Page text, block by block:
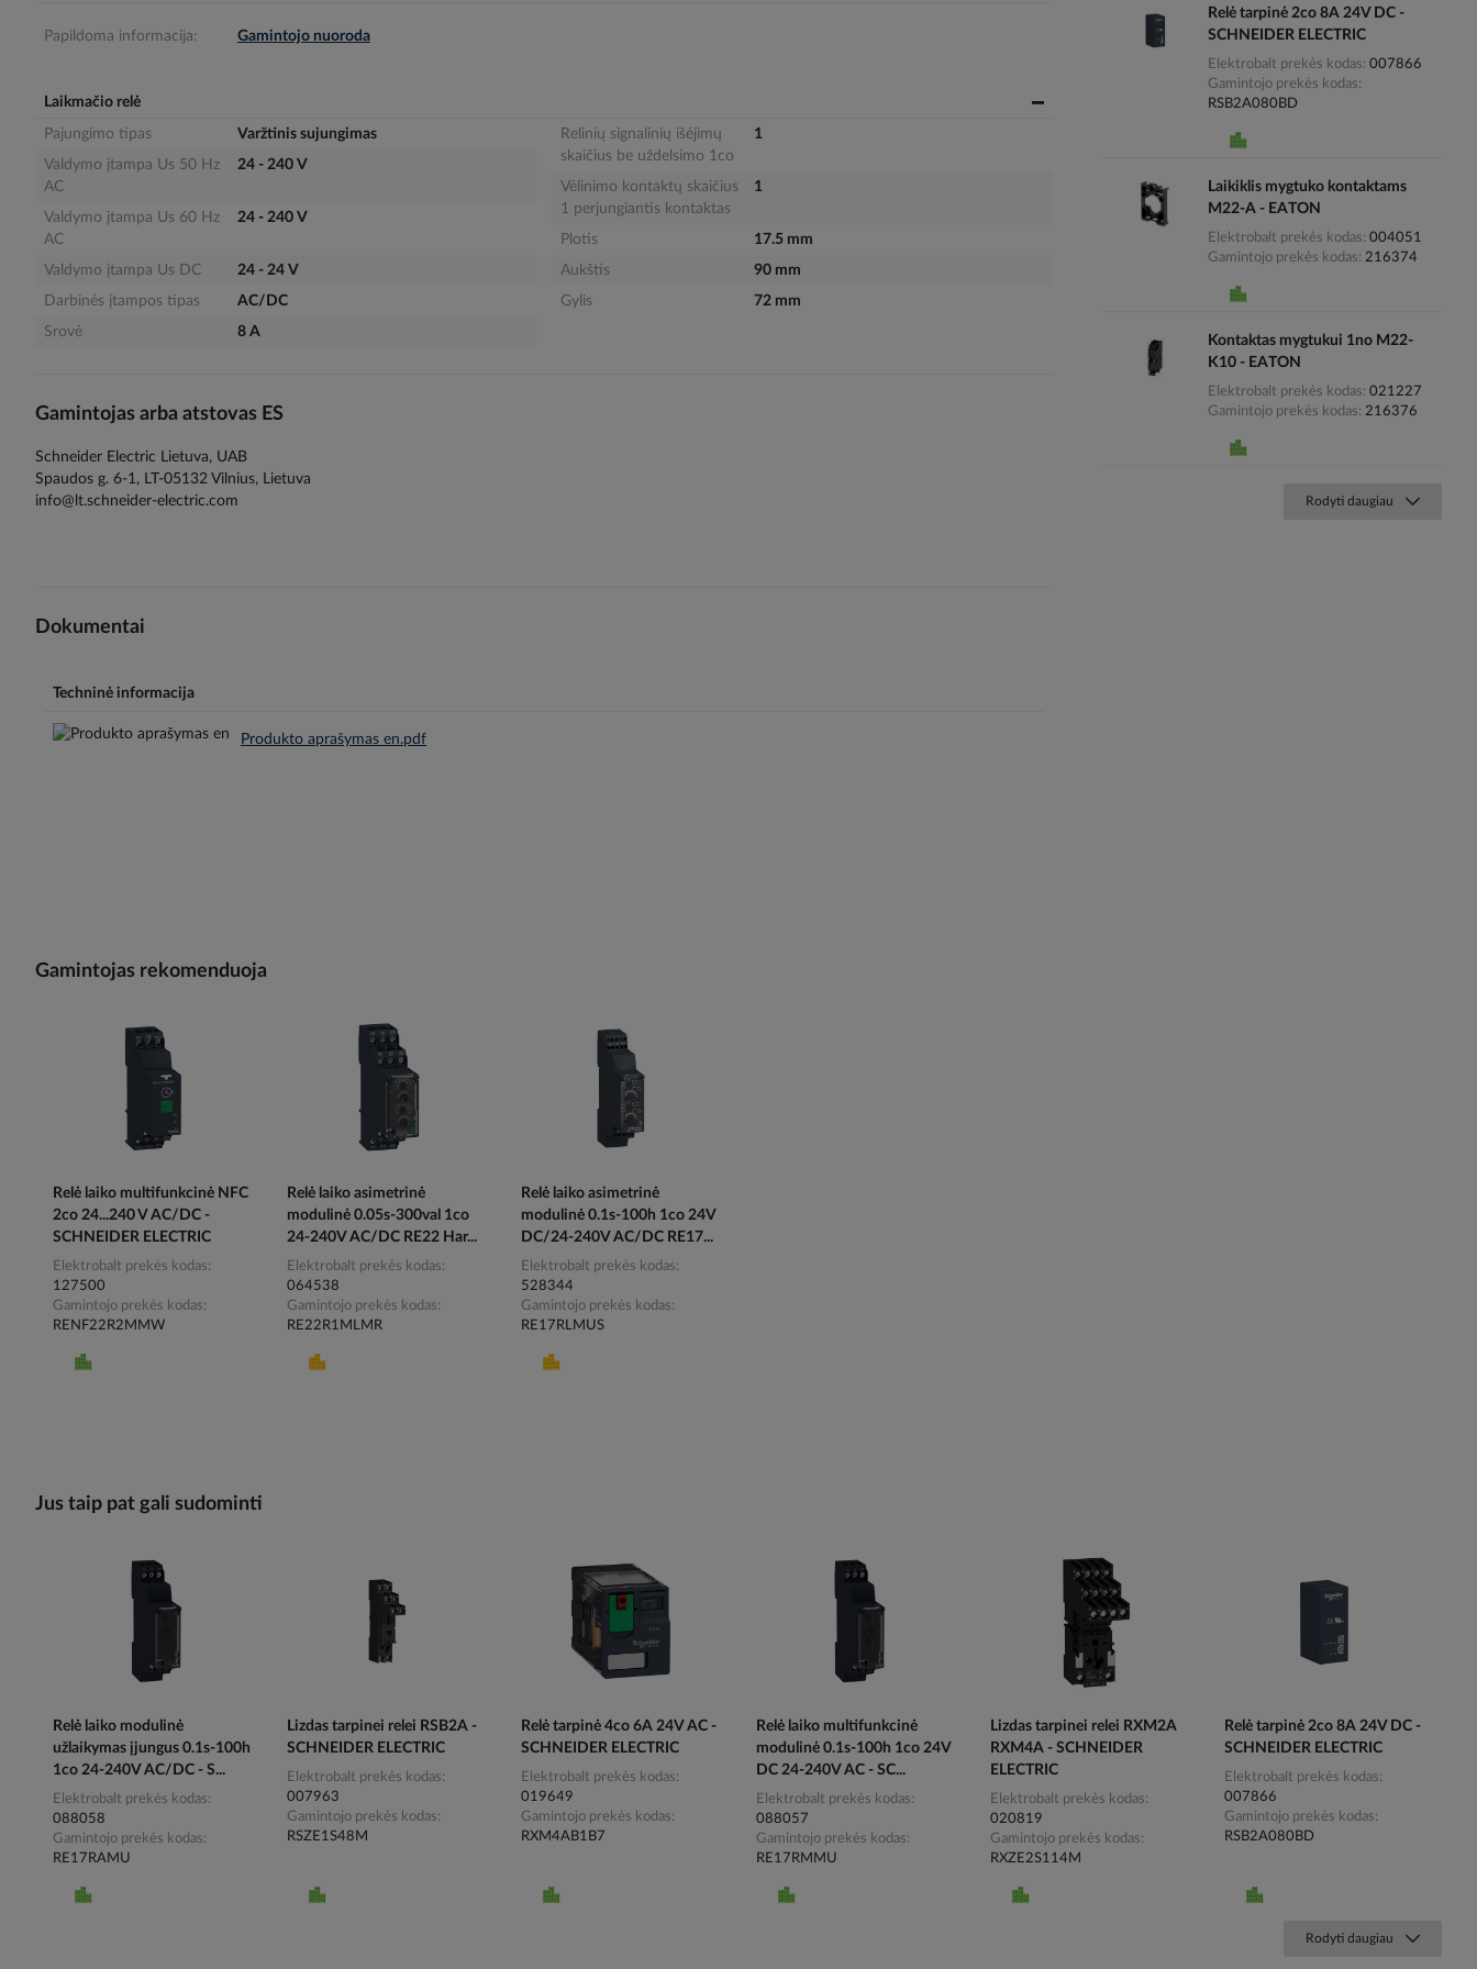
Papildoma informacija: Gamintojo nuoroda
Laikmačio relė
Pajungimo tipas
Varžtinis sujungimas
Valdymo įtampa Us 50 Hz
AC
24 - 240 V
Valdymo įtampa Us 60 Hz
AC
24 - 240 V
Valdymo įtampa Us DC
24 - 24 V
Darbinės įtampos tipas
AC/DC
Srovė
8 A
Relinių signalinių išėjimų
skaičius be uždelsimo 1co
1
Vėlinimo kontaktų skaičius
1 perjungiantis kontaktas
1
Plotis
17.5 mm
Aukštis
90 mm
Gylis
72 mm
Gamintojas arba atstovas ES
Schneider Electric Lietuva, UAB
Spaudos g. 6-1, LT-05132 Vilnius, Lietuva
info@lt.schneider-electric.com
Dokumentai
Techninė informacija
Produkto aprašymas en.pdf
Relė tarpinė 2co 8A 24V DC -
SCHNEIDER ELECTRIC
Elektrobalt prekės kodas 007866
Gamintojo prekės kodas
RSB2A080BD
Laikiklis mygtuko kontaktams
M22-A - EATON
Elektrobalt prekės kodas 004051
Gamintojo prekės kodas 216374
Kontaktas mygtukui 1no M22-
K10 - EATON
Elektrobalt prekės kodas 021227
Gamintojo prekės kodas 216376
Rodyti daugiau
Gamintojas rekomenduoja
Relė laiko multifunkcinė NFC
2co 24...240 V AC/DC -
SCHNEIDER ELECTRIC
Elektrobalt prekės kodas
127500
Gamintojo prekės kodas
RENF22R2MMW
Relė laiko asimetrinė
modulinė 0.05s-300val 1co
24-240V AC/DC RE22 Har...
Elektrobalt prekės kodas
064538
Gamintojo prekės kodas
RE22R1MLMR
Relė laiko asimetrinė
modulinė 0.1s-100h 1co 24V
DC/24-240V AC/DC RE17...
Elektrobalt prekės kodas
528344
Gamintojo prekės kodas
RE17RLMUS
Jus taip pat gali sudominti
Relė laiko modulinė
užlaikymas įjungus 0.1s-100h
1co 24-240V AC/DC - S...
Elektrobalt prekės kodas
088058
Gamintojo prekės kodas
RE17RAMU
Lizdas tarpinei relei RSB2A -
SCHNEIDER ELECTRIC
Elektrobalt prekės kodas
007963
Gamintojo prekės kodas
RSZE1S48M
Relė tarpinė 4co 6A 24V AC -
SCHNEIDER ELECTRIC
Elektrobalt prekės kodas
019649
Gamintojo prekės kodas
RXM4AB1B7
Relė laiko multifunkcinė
modulinė 0.1s-100h 1co 24V
DC 24-240V AC - SC...
Elektrobalt prekės kodas
088057
Gamintojo prekės kodas
RE17RMMU
Lizdas tarpinei relei RXM2A
RXM4A - SCHNEIDER
ELECTRIC
Elektrobalt prekės kodas
020819
Gamintojo prekės kodas
RXZE2S114M
Relė tarpinė 2co 8A 24V DC -
SCHNEIDER ELECTRIC
Elektrobalt prekės kodas
007866
Gamintojo prekės kodas
RSB2A080BD
Rodyti daugiau